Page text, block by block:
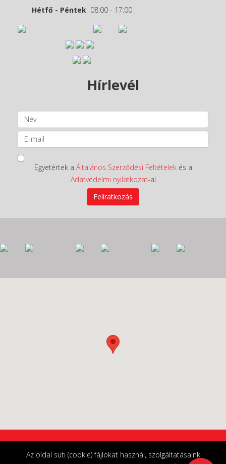
Hétfő - Péntek 08:00 - 17:00
Hírlevél
Egyetértek a Általános Szerződési Feltételekés a
Adatvédelmi nyilatkozat-al
Az oldal süti (cookie) fájlokat használ, szolgáltatásaink